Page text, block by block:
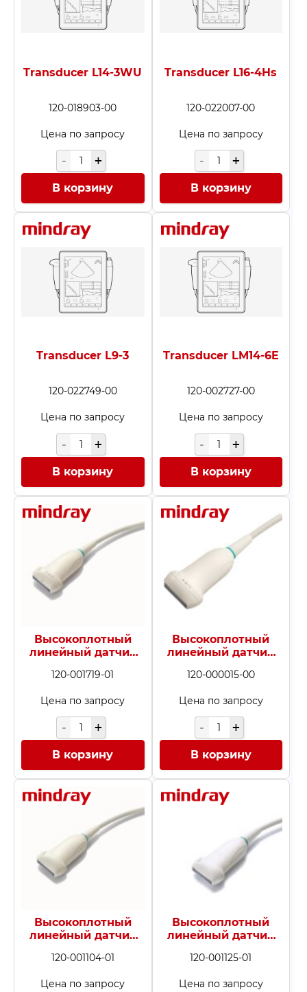
Конвексные датчики
Микроконвексные
Матричные датчики
Секторные
Внутриполостные
Карандашные датчики
Ректальные датчики
Чреспищеводные
Запасные части и
Transducer L14-3WU
120-018903-00
Цена по запросу
В корзину
Transducer L16-4Hs
120-022007-00
Цена по запросу
В корзину
Transducer L9-3
120-022749-00
Цена по запросу
В корзину
Transducer LM14-6E
120-002727-00
Цена по запросу
В корзину
Высокоплотный
линейный датчик
120-001719-01
Цена по запросу
В корзину
Высокоплотный
линейный датчик
120-000015-00
Цена по запросу
В корзину
Высокоплотный
линейный датчик
120-001104-01
Цена по запросу
Высокоплотный
линейный датчик
120-001125-01
Цена по запросу